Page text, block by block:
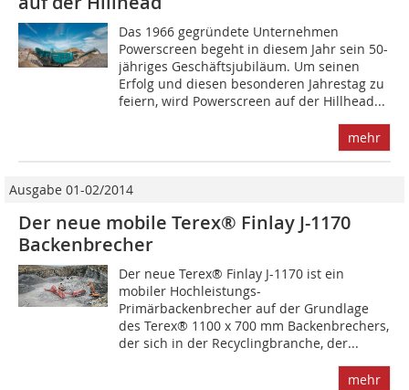
Das 1966 gegründete Unternehmen
Powerscreen begeht in diesem Jahr sein 50-
jähriges Geschäftsjubiläum. Um seinen
Erfolg und diesen besonderen Jahrestag zu
feiern, wird Powerscreen auf der Hillhead...
mehr
Ausgabe 01-02/2014
Der neue mobile Terex® Finlay J-1170
Backenbrecher
Der neue Terex® Finlay J-1170 ist ein
mobiler Hochleistungs-
Primärbackenbrecher auf der Grundlage
des Terex® 1100 x 700 mm Backenbrechers,
der sich in der Recyclingbranche, der...
mehr